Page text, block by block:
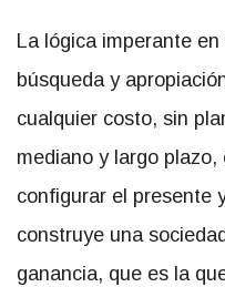
La lógica imperante
búsqueda y
cualquier costo, sin
mediano y largo
configurar el presente
construye una
ganancia, que es la